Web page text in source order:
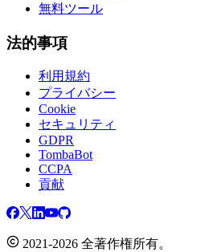
無料ツール
法的事項
利用規約
プライバシー
Cookie
セキュリティ
GDPR
TombaBot
CCPA
貢献
2021-2026 全著作権所有。